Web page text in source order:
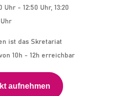
Uhr - 12:50 Uhr, 13:20
ist das Skretariat
10h - 12h erreichbar
aufnehmen